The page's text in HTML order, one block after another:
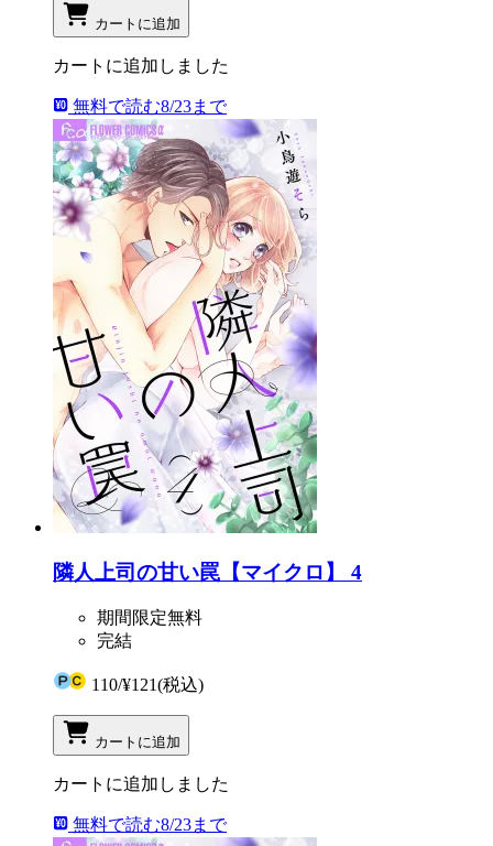
カートに追加
カートに追加しました
無料で読む8/23まで
隣人上司の甘い罠【マイクロ】 4
期間限定無料
完結
110/¥121(税込)
カートに追加
カートに追加しました
無料で読む8/23まで